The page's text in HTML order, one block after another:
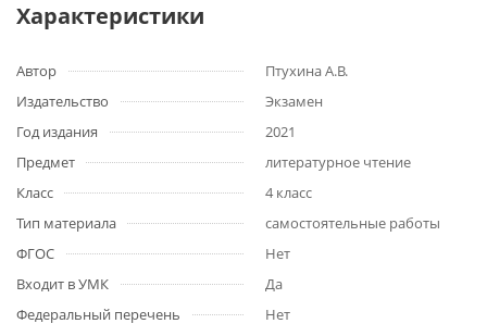
Характеристики
Автор
Птухина А.В.
Издательство
Экзамен
Год издания
2021
Предмет
литературное чтение
Класс
4 класс
Тип материала
самостоятельные работы
ФГОС
Нет
Входит в УМК
Да
Федеральный перечень
Нет